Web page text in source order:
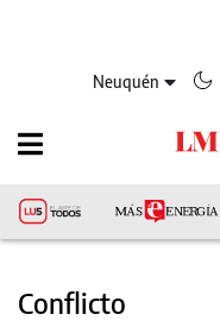
Neuquén
Conflicto